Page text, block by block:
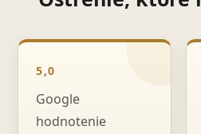
5,0
Google
hodnotenie